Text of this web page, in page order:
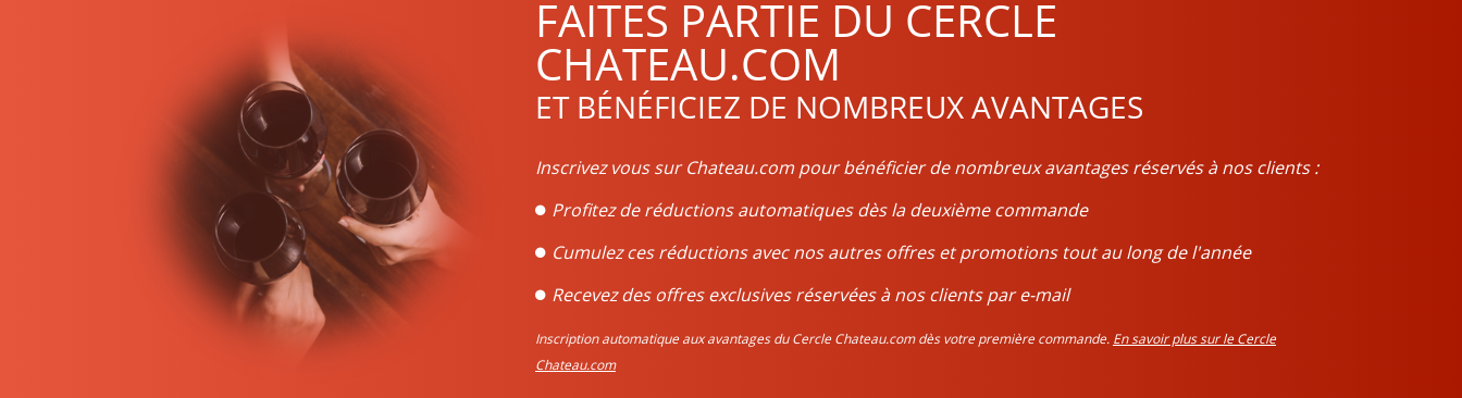
Le vin Pauillac est un vin rouge qui se conserve plusieurs années afin d’atteindre son paroxysme. En vieillissant, le vin de Pauillac gagne en complexité ainsi qu’en
profondeur. Il mérite donc d’attendre quelques années avant de le déguster.
Le Pauillac vin de caractère
Le vin Pauillac est un vin très typique. Sa robe sombre, tire sur le violet et le rouge. Complexe, avec des arômes de fruits rouges et noirs ainsi que des notes boisées, il
se mariera de ce fait avec la viande rouge : le rôti par exemple, le bœuf, l’agneau, et certains gibiers tels que la biche etc. Il pourra également accompagner certaines
volailles, telles que du canard.
FAITES PARTIE DU CERCLE
CHATEAU.COM
ET BÉNÉFICIEZ DE NOMBREUX AVANTAGES
Inscrivez vous sur Chateau.com pour bénéficier de nombreux avantages réservés à nos clients :
Profitez de réductions automatiques dès la deuxième commande
Cumulez ces réductions avec nos autres offres et promotions tout au long de l'année
Recevez des offres exclusives réservées à nos clients par e-mail
Inscription automatique aux avantages du Cercle Chateau.com dès votre première commande. En savoir plus sur le Cercle
Chateau.com